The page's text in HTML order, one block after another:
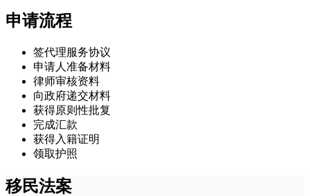
申请流程
签代理服务协议
申请人准备材料
律师审核资料
向政府递交材料
获得原则性批复
完成汇款
获得入籍证明
领取护照
移民法案